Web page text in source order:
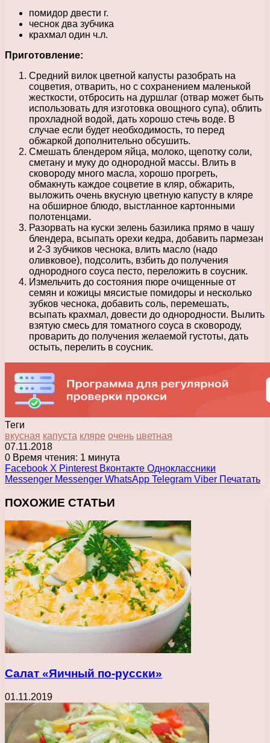
помидор двести г.
чеснок два зубчика
крахмал один ч.л.
Приготовление:
Средний вилок цветной капусты разобрать на
соцветия, отварить, но с сохранением маленькой
жесткости, отбросить на дуршлаг (отвар может быть
использовать для изготовка овощного супа), облить
прохладной водой, дать хорошо стечь воде. В
случае если будет необходимость, то перед
обжаркой дополнительно обсушить.
Смешать блендером яйца, молоко, щепотку соли,
сметану и муку до однородной массы. Влить в
сковороду много масла, хорошо прогреть,
обмакнуть каждое соцветие в кляр, обжарить,
выложить очень вкусную цветную капусту в кляре
на обширное блюдо, выстланное картонными
полотенцами.
Разорвать на куски зелень базилика прямо в чашу
блендера, всыпать орехи кедра, добавить пармезан
и 2-3 зубчиков чеснока, влить масло (надо
оливковое), подсолить, взбить до получения
однородного соуса песто, переложить в соусник.
Измельчить до состояния пюре очищенные от
семян и кожицы мясистые помидоры и несколько
зубков чеснока, добавить соль, перемешать,
всыпать крахмал, довести до однородности. Вылить
взятую смесь для томатного соуса в сковороду,
проварить до получения желаемой густоты, дать
остыть, перелить в соусник.
Теги
вкусная капуста кляре очень цветная
07.11.2018
0 Время чтения: 1 минута
Facebook X Pinterest Вконтакте Одноклассники
Messenger Messenger WhatsApp Telegram Viber Печатать
ПОХОЖИЕ СТАТЬИ
Салат «Яичный по-русски»
01.11.2019